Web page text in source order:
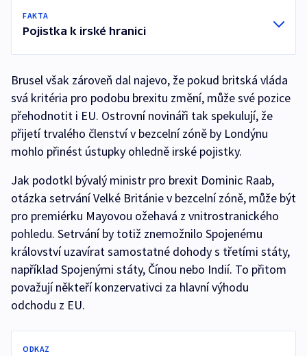
FAKTA
Pojistka k irské hranici
Brusel však zároveň dal najevo, že pokud britská vláda
svá kritéria pro podobu brexitu změní, může své pozice
přehodnotit i EU. Ostrovní novináři tak spekulují, že
přijetí trvalého členství v bezcelní zóně by Londýnu
mohlo přinést ústupky ohledně irské pojistky.
Jak podotkl bývalý ministr pro brexit Dominic Raab,
otázka setrvání Velké Británie v bezcelní zóně, může být
pro premiérku Mayovou ožehavá z vnitrostranického
pohledu. Setrvání by totiž znemožnilo Spojenému
království uzavírat samostatné dohody s třetími státy,
například Spojenými státy, Čínou nebo Indií. To přitom
považují někteří konzervativci za hlavní výhodu
odchodu z EU.
ODKAZ